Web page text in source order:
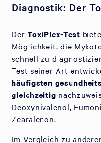
Diagnostik: Der
Der ToxiPlex-Test
Möglichkeit, die
schnell zu
Test seiner Art
häufigsten
gleichzeitig
Deoxynivalenol,
Zearalenon.
Im Vergleich zu